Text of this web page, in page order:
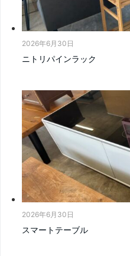
2026年6月30日
ニトリパインラック
2026年6月30日
スマートテーブル